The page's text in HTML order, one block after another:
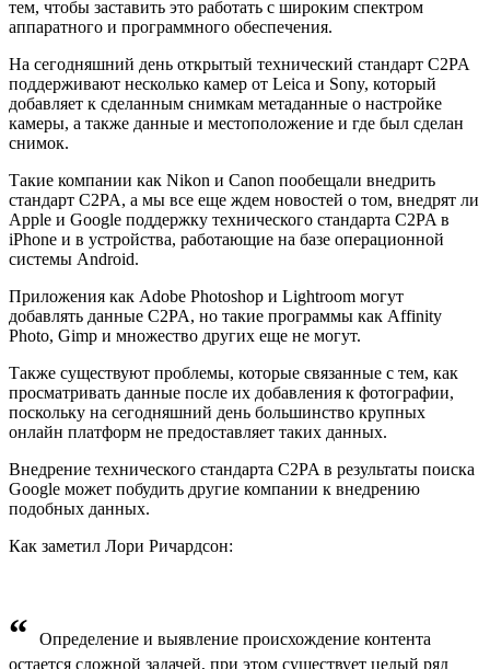
тем, чтобы заставить это работать с широким спектром
аппаратного и программного обеспечения.
На сегодняшний день открытый технический стандарт C2PA
поддерживают несколько камер от Leica и Sony, который
добавляет к сделанным снимкам метаданные о настройке
камеры, а также данные и местоположение и где был сделан
снимок.
Такие компании как Nikon и Canon пообещали внедрить
стандарт C2PA, а мы все еще ждем новостей о том, внедрят ли
Apple и Google поддержку технического стандарта C2PA в
iPhone и в устройства, работающие на базе операционной
системы Android.
Приложения как Adobe Photoshop и Lightroom могут
добавлять данные C2PA, но такие программы как Affinity
Photo, Gimp и множество других еще не могут.
Также существуют проблемы, которые связанные с тем, как
просматривать данные после их добавления к фотографии,
поскольку на сегодняшний день большинство крупных
онлайн платформ не предоставляет таких данных.
Внедрение технического стандарта C2PA в результаты поиска
Google может побудить другие компании к внедрению
подобных данных.
Как заметил Лори Ричардсон:
“
Определение и выявление происхождение контента
остается сложной задачей, при этом существует целый ряд